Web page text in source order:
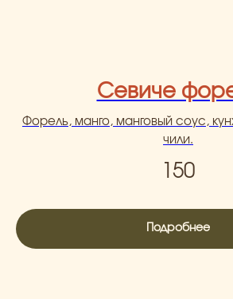
Севиче
Форель, манго, манговый соус,
чили.
150
Подробнее